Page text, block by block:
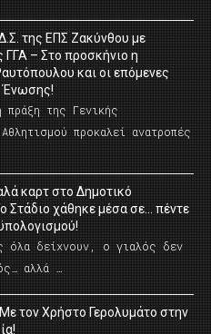
της ΕΠΣ Ζακύνθου με
– Στο προσκήνιο η
και οι επόμενες
Ένωσης!
πράξη της Γενικής
προκαλεί ανατροπές
καρτ στο Δημοτικό
Στάδιο χάθηκε μέσα σε… πέντε
όλα δείχνουν, ο γιαλός δεν
αλλά …
τον Χρήστο Γερολυμάτο στην